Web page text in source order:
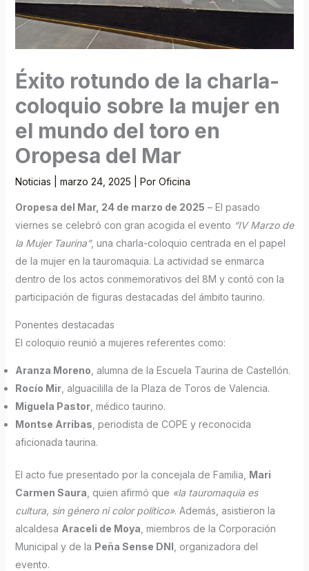
Éxito rotundo de la charla-
coloquio sobre la mujer en
el mundo del toro en
Oropesa del Mar
Noticias marzo 24, 2025 | Por Oficina
Oropesa del Mar, 24 de marzo de 2025 – El pasado
viernes se celebró con gran acogida el evento “IV Marzo de
la Mujer Taurina”, una charla-coloquio centrada en el papel
de la mujer en la tauromaquia. La actividad se enmarca
dentro de los actos conmemorativos del 8M y contó con la
participación de figuras destacadas del ámbito taurino.
Ponentes destacadas
El coloquio reunió a mujeres referentes como:
Aranza Moreno , alumna de la Escuela Taurina de Castellón.
Rocío Mir, alguacililla de la Plaza de Toros de Valencia.
Miguela Pastor, médico taurino.
Montse Arribas , periodista de COPE y reconocida
aficionada taurina.
El acto fue presentado por la concejala de Familia, Mari
Carmen Saura , quien afirmó que «la tauromaquia es
cultura, sin género ni color político». Además, asistieron la
alcaldesa Araceli de Moya , miembros de la Corporación
Municipal y de la Peña Sense DNI , organizadora del
evento.